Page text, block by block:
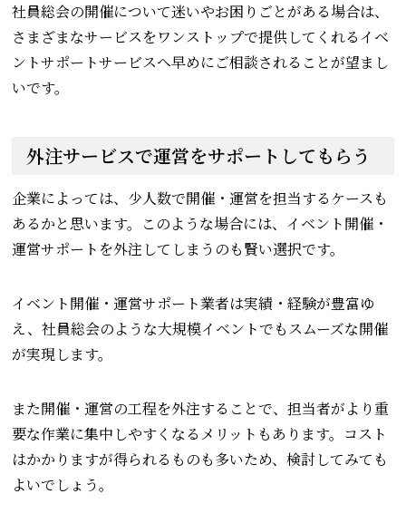
社員総会の開催について迷いやお困りごとがある場合は、
さまざまなサービスをワンストップで提供してくれるイベ
ントサポートサービスへ早めにご相談されることが望まし
いです。
外注サービスで運営をサポートしてもらう
企業によっては、少人数で開催・運営を担当するケースも
あるかと思います。このような場合には、イベント開催・
運営サポートを外注してしまうのも賢い選択です。
イベント開催・運営サポート業者は実績・経験が豊富ゆ
え、社員総会のような大規模イベントでもスムーズな開催
が実現します。
また開催・運営の工程を外注することで、担当者がより重
要な作業に集中しやすくなるメリットもあります。コスト
はかかりますが得られるものも多いため、検討してみても
よいでしょう。